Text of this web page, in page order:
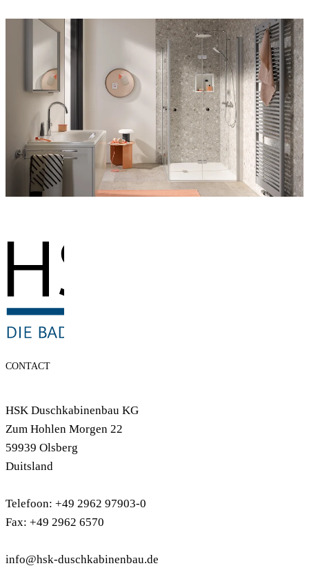
CONTACT
HSK Duschkabinenbau KG
Zum Hohlen Morgen 22
59939 Olsberg
Duitsland
Telefoon: +49 2962 97903-0
Fax: +49 2962 6570
info@hsk-duschkabinenbau.de